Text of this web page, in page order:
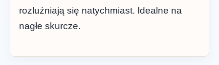
rozluźniają się natychmiast. Idealne na
nagłe skurcze.